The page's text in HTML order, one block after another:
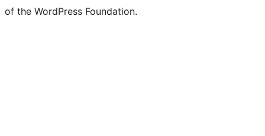
of the WordPress Foundation.